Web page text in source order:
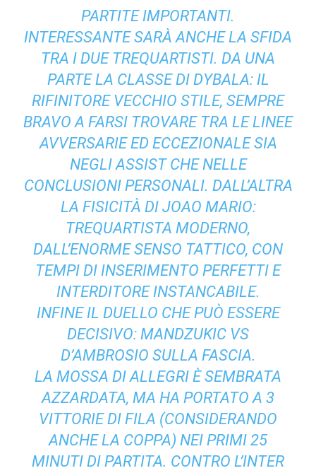
PARTITE IMPORTANTI.
INTERESSANTE SARÀ ANCHE LA SFIDA
TRA I DUE TREQUARTISTI. DA UNA
PARTE LA CLASSE DI DYBALA: IL
RIFINITORE VECCHIO STILE, SEMPRE
BRAVO A FARSI TROVARE TRA LE LINEE
AVVERSARIE ED ECCEZIONALE SIA
NEGLI ASSIST CHE NELLE
CONCLUSIONI PERSONALI. DALL’ALTRA
LA FISICITÀ DI JOAO MARIO:
TREQUARTISTA MODERNO,
DALL’ENORME SENSO TATTICO, CON
TEMPI DI INSERIMENTO PERFETTI E
INTERDITORE INSTANCABILE.
INFINE IL DUELLO CHE PUÒ ESSERE
DECISIVO: MANDZUKIC VS
D’AMBROSIO SULLA FASCIA.
LA MOSSA DI ALLEGRI È SEMBRATA
AZZARDATA, MA HA PORTATO A 3
VITTORIE DI FILA (CONSIDERANDO
ANCHE LA COPPA) NEI PRIMI 25
MINUTI DI PARTITA. CONTRO L’INTER